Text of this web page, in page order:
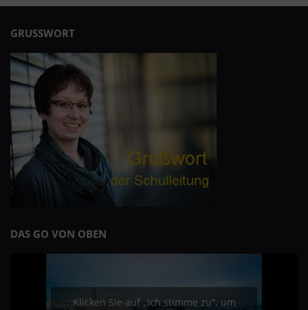
GRUSSWORT
DAS GO VON OBEN
Klicken Sie auf „Ich stimme zu“, um